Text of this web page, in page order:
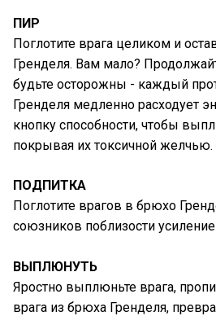
ПИР
Поглотите врага целиком и
Гренделя. Вам мало?
будьте осторожны - каждый
Гренделя медленно расходует
кнопку способности, чтобы
покрывая их токсичной желчью.
ПОДПИТКА
Поглотите врагов в брюхо
союзников поблизости
ВЫПЛЮНУТЬ
Яростно выплюньте врага,
врага из брюха Гренделя,